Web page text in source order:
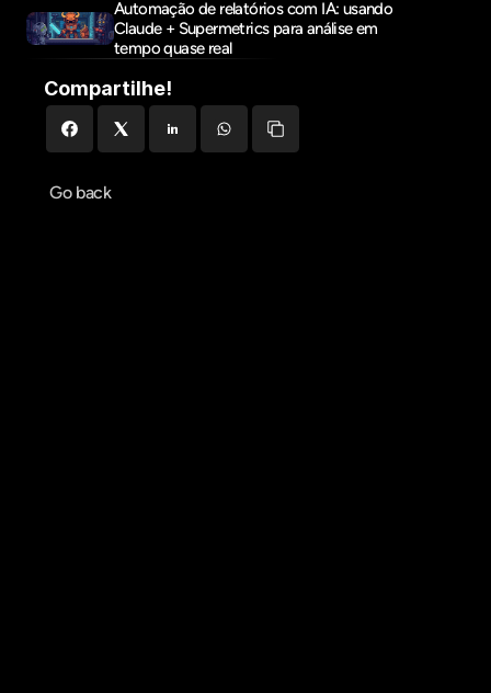
Automação de relatórios com IA: usando
Claude + Supermetrics para análise em
tempo quase real
Compartilhe!
Go back